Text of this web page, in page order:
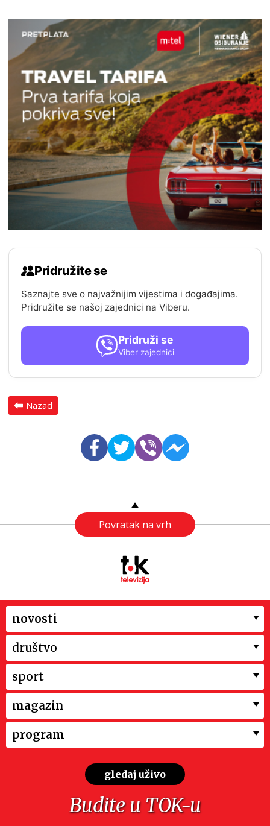
Pridružite se
Saznajte sve o najvažnijim vijestima i događajima.
Pridružite se našoj zajednici na Viberu.
Pridruži se
Viber zajednici
Nazad
Povratak na vrh
novosti
društvo
sport
magazin
program
gledaj uživo
Budite u TOK-u